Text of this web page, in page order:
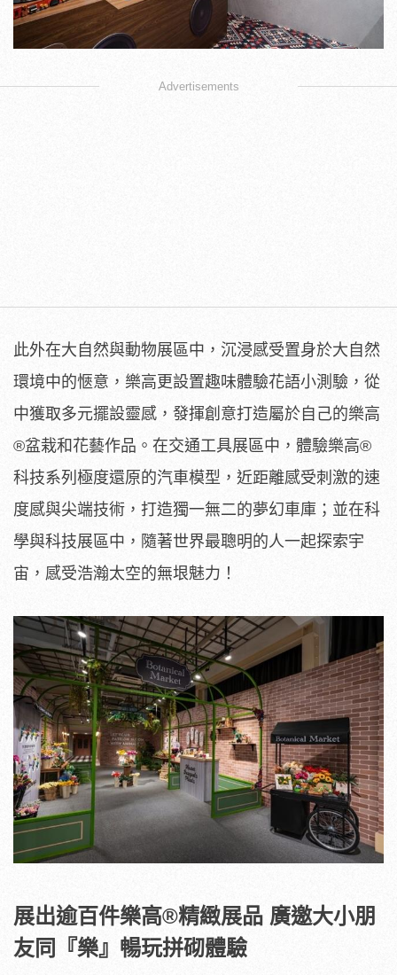
Advertisements
此外在大自然與動物展區中，沉浸感受置身於大自然
環境中的愜意，樂高更設置趣味體驗花語小測驗，從
中獲取多元擺設靈感，發揮創意打造屬於自己的樂高
®盆栽和花藝作品。在交通工具展區中，體驗樂高®
科技系列極度還原的汽車模型，近距離感受刺激的速
度感與尖端技術，打造獨一無二的夢幻車庫；並在科
學與科技展區中，隨著世界最聰明的人一起探索宇
宙，感受浩瀚太空的無垠魅力！
展出逾百件樂高®精緻展品 廣邀大小朋
友同『樂』暢玩拼砌體驗